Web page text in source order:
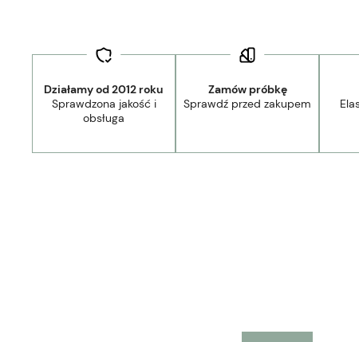
Działamy od 2012 roku
Sprawdzona jakość i
obsługa
Zamów próbkę
Sprawdź przed zakupem
- Kurier Lamele Panele DPD/Ambro/NST